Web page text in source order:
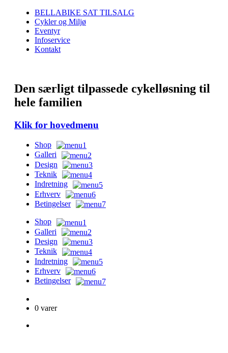
BELLABIKE SAT TILSALG
Cykler og Miljø
Eventyr
Infoservice
Kontakt
Den særligt tilpassede cykelløsning til
hele familien
Klik for hovedmenu
Shop
Galleri
Design
Teknik
Indretning
Erhverv
Betingelser
Shop
Galleri
Design
Teknik
Indretning
Erhverv
Betingelser
0 varer